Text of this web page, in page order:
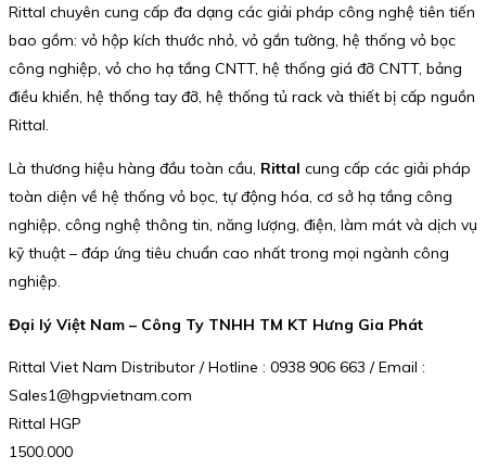
Rittal chuyên cung cấp đa dạng các giải pháp công nghệ tiên tiến
bao gồm: vỏ hộp kích thước nhỏ, vỏ gắn tường, hệ thống vỏ bọc
công nghiệp, vỏ cho hạ tầng CNTT, hệ thống giá đỡ CNTT, bảng
điều khiển, hệ thống tay đỡ, hệ thống tủ rack và thiết bị cấp nguồn
Rittal.
Là thương hiệu hàng đầu toàn cầu, Rittal cung cấp các giải pháp
toàn diện về hệ thống vỏ bọc, tự động hóa, cơ sở hạ tầng công
nghiệp, công nghệ thông tin, năng lượng, điện, làm mát và dịch vụ
kỹ thuật – đáp ứng tiêu chuẩn cao nhất trong mọi ngành công
nghiệp.
Đại lý Việt Nam – Công Ty TNHH TM KT Hưng Gia Phát
Rittal Viet Nam Distributor / Hotline : 0938 906 663 / Email :
Sales1@hgpvietnam.com
Rittal HGP
1500.000